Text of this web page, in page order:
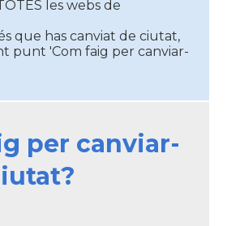
les webs de
que has canviat de ciutat,
punt 'Com faig per canviar-
per canviar-